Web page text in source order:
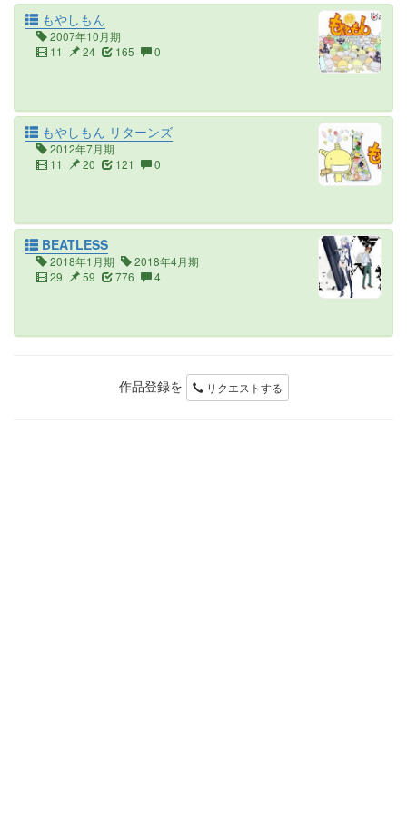
もやしもん
2007年10月期
11
24 165 0
もやしもん リターンズ
2012年7月期
11
20 121 0
BEATLESS
2018年1月期
2018年4月期
29
59 776 4
作品登録を リクエストする